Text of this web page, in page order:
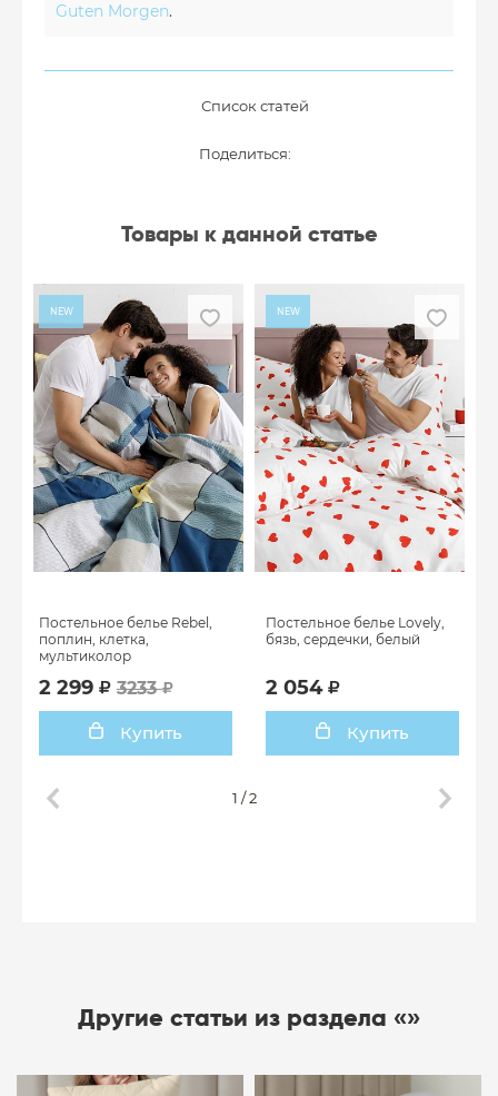
Guten Morgen.
Список статей
Поделиться:
Товары к данной статье
NEW
Постельное белье Rebel,
поплин, клетка,
мультиколор
2 299 3233
Купить
NEW
Постельное белье Lovely,
бязь, сердечки, белый
2 054
Купить
1 /2
Другие статьи из раздела «»